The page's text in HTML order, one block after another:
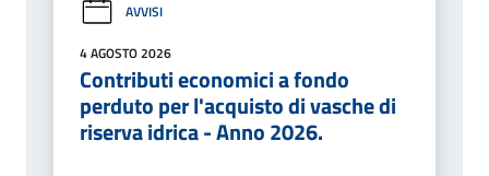
AVVISI
4 AGOSTO 2026
Contributi economici a fondo
perduto per l'acquisto di vasche di
riserva idrica - Anno 2026.